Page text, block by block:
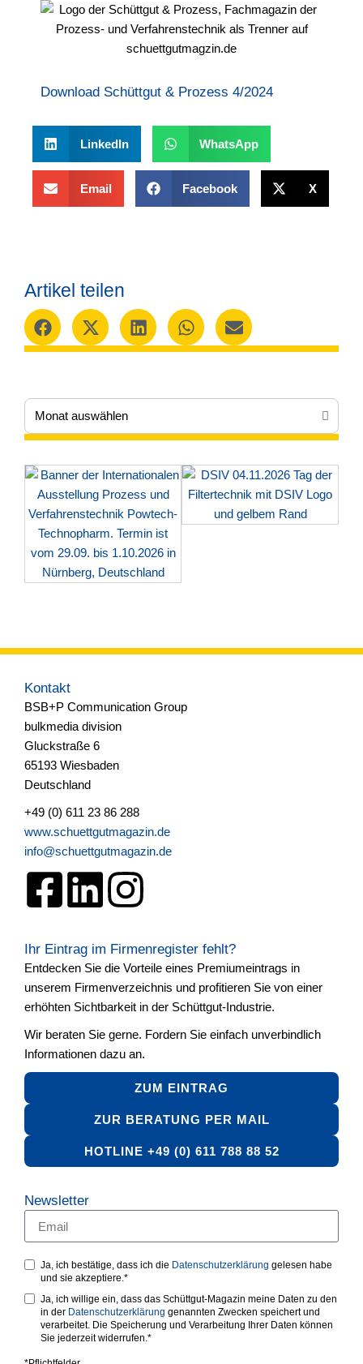
Download Schüttgut & Prozess 4/2024
LinkedIn WhatsApp
Email Facebook X
Artikel teilen
Kontakt
BSB+P Communication Group
bulkmedia division
Gluckstraße 6
65193 Wiesbaden
Deutschland
+49 (0) 611 23 86 288
www.schuettgutmagazin.de
info@schuettgutmagazin.de
Ihr Eintrag im Firmenregister fehlt?
Entdecken Sie die Vorteile eines Premiumeintrags in
unserem Firmenverzeichnis und profitieren Sie von einer
erhöhten Sichtbarkeit in der Schüttgut-Industrie.
Wir beraten Sie gerne. Fordern Sie einfach unverbindlich
Informationen dazu an.
ZUM EINTRAG
ZUR BERATUNG PER MAIL
HOTLINE +49 (0) 611 788 88 52
Newsletter
Ja, ich bestätige, dass ich die Datenschutzerklärung gelesen habe
und sie akzeptiere.*
Ja, ich willige ein, dass das Schüttgut-Magazin meine Daten zu den
in der Datenschutzerklärung genannten Zwecken speichert und
verarbeitet. Die Speicherung und Verarbeitung Ihrer Daten können
Sie jederzeit widerrufen.*